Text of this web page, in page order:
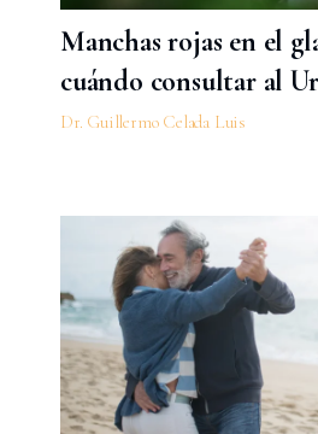
Manchas rojas en el
cuándo consultar al
Dr. Guillermo Celada Luis